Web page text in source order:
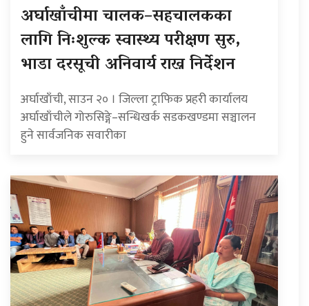
अर्घाखाँचीमा चालक–सहचालकका
लागि निःशुल्क स्वास्थ्य परीक्षण सुरु,
भाडा दरसूची अनिवार्य राख्न निर्देशन
अर्घाखाँची, साउन २० । जिल्ला ट्राफिक प्रहरी कार्यालय
अर्घाखाँचीले गोरुसिङ्गे–सन्धिखर्क सडकखण्डमा सञ्चालन
हुने सार्वजनिक सवारीका